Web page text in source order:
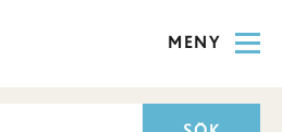
MENY